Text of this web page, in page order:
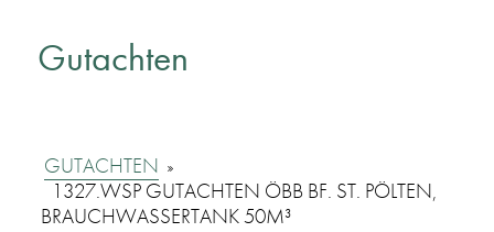
Gutachten
GUTACHTEN »
1327.WSP GUTACHTEN ÖBB BF. ST. PÖLTEN,
BRAUCHWASSERTANK 50M³